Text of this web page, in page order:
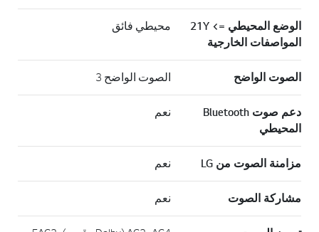
الوضع المحيطي => 21Y
المواصفات الخارجية
محيطي فائق
الصوت الواضح الصوت الواضح 3
دعم صوت Bluetooth
المحيطي
نعم
مزامنة الصوت من LG نعم
مشاركة الصوت نعم